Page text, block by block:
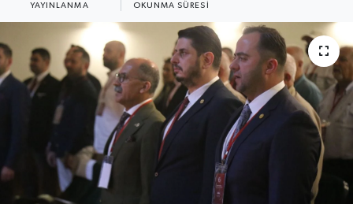
YAYINLANMA OKUNMA SÜRESI
Sağlık
Siyaset
Spor
Haber Arşivi